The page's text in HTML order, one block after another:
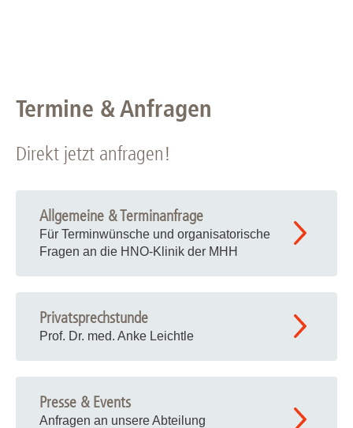
Termine & Anfragen
Direkt jetzt anfragen!
Allgemeine & Terminanfrage
Für Terminwünsche und organisatorische
Fragen an die HNO-Klinik der MHH
Privatsprechstunde
Prof. Dr. med. Anke Leichtle
Presse & Events
Anfragen an unsere Abteilung